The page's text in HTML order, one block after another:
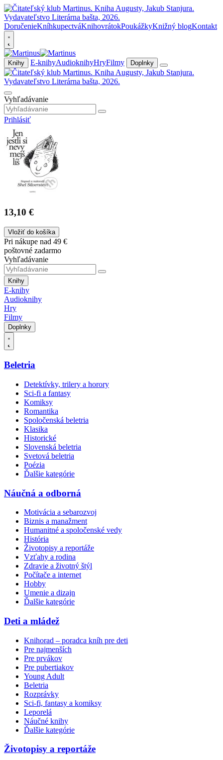
DoručenieKníhkupectváKnihovrátokPoukážkyKnižný blogKontakt
Knihy E-knihyAudioknihyHryFilmy Doplnky
Vyhľadávanie
Prihlásiť
13,10 €
Vložiť do košíka
Pri nákupe nad 49 €
poštovné zadarmo
Vyhľadávanie
Knihy
E-knihy
Audioknihy
Hry
Filmy
Doplnky
Beletria
Detektívky, trilery a horory
Sci-fi a fantasy
Komiksy
Romantika
Spoločenská beletria
Klasika
Historické
Slovenská beletria
Svetová beletria
Poézia
Ďalšie kategórie
Náučná a odborná
Motivácia a sebarozvoj
Biznis a manažment
Humanitné a spoločenské vedy
História
Životopisy a reportáže
Vzťahy a rodina
Zdravie a životný štýl
Počítače a internet
Hobby
Umenie a dizajn
Ďalšie kategórie
Deti a mládež
Knihorad – poradca kníh pre deti
Pre najmenších
Pre prvákov
Pre pubertiakov
Young Adult
Beletria
Rozprávky
Sci-fi, fantasy a komiksy
Leporelá
Náučné knihy
Ďalšie kategórie
Životopisy a reportáže